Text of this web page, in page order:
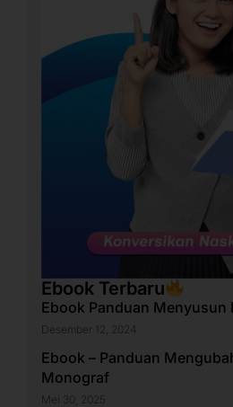
Ebook Terbaru
Ebook Panduan Menyusun
Desember 12, 2024
Ebook – Panduan
Monograf
Mei 30, 2025